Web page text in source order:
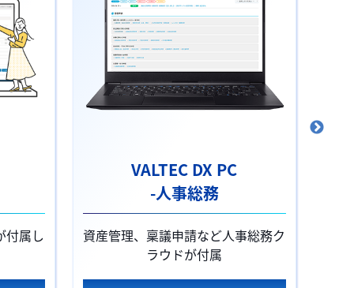
付属し
VALTEC DX PC
-人事総務
資産管理、稟議申請など人事総務ク
ラウドが付属